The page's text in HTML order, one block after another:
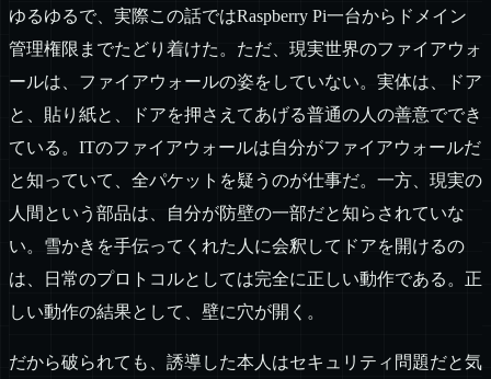
ゆるゆるで、実際この話ではRaspberry Pi一台からドメイン
管理権限までたどり着けた。ただ、現実世界のファイアウォ
ールは、ファイアウォールの姿をしていない。実体は、ドア
と、貼り紙と、ドアを押さえてあげる普通の人の善意ででき
ている。ITのファイアウォールは自分がファイアウォールだ
と知っていて、全パケットを疑うのが仕事だ。一方、現実の
人間という部品は、自分が防壁の一部だと知らされていな
い。雪かきを手伝ってくれた人に会釈してドアを開けるの
は、日常のプロトコルとしては完全に正しい動作である。正
しい動作の結果として、壁に穴が開く。
だから破られても、誘導した本人はセキュリティ問題だと気